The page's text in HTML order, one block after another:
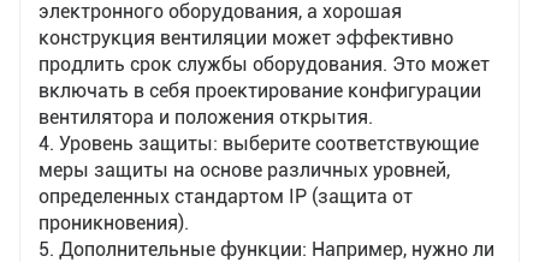
электронного оборудования, а хорошая
конструкция вентиляции может эффективно
продлить срок службы оборудования. Это может
включать в себя проектирование конфигурации
вентилятора и положения открытия.
4. Уровень защиты: выберите соответствующие
меры защиты на основе различных уровней,
определенных стандартом IP (защита от
проникновения).
5. Дополнительные функции: Например, нужно ли